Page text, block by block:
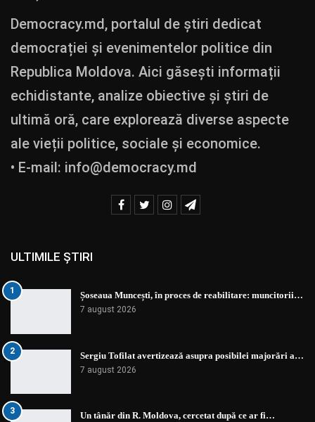
Democracy.md, portalul de știri dedicat
democrației și evenimentelor politice din
Republica Moldova. Aici găsești informații
echidistante, analize obiective și știri de
ultimă oră, care explorează diverse aspecte
ale vieții politice, sociale și economice.
• E-mail: info@democracy.md
ULTIMILE ȘTIRI
1 Șoseaua Muncești, în proces de reabilitare: muncitorii…
7 august 2026
2 Sergiu Tofilat avertizează asupra posibilei majorări a…
7 august 2026
3 Un tânăr din R. Moldova, cercetat după ce ar fi…